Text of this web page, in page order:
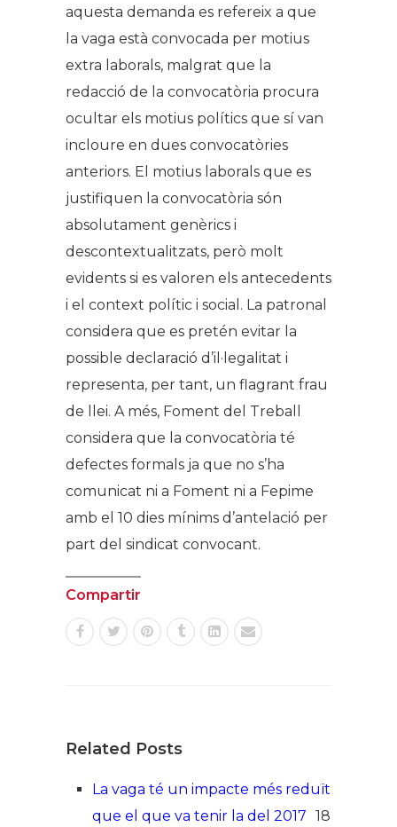
aquesta demanda es refereix a que
la vaga està convocada per motius
extra laborals, malgrat que la
redacció de la convocatòria procura
ocultar els motius polítics que sí van
incloure en dues convocatòries
anteriors. El motius laborals que es
justifiquen la convocatòria són
absolutament genèrics i
descontextualitzats, però molt
evidents si es valoren els antecedents
i el context polític i social. La patronal
considera que es pretén evitar la
possible declaració d’il·legalitat i
representa, per tant, un flagrant frau
de llei. A més, Foment del Treball
considera que la convocatòria té
defectes formals ja que no s’ha
comunicat ni a Foment ni a Fepime
amb el 10 dies mínims d’antelació per
part del sindicat convocant.
Compartir
Related Posts
La vaga té un impacte més reduït
que el que va tenir la del 2017 18